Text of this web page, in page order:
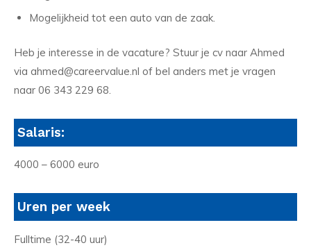
Mogelijkheid tot een auto van de zaak.
Heb je interesse in de vacature? Stuur je cv naar Ahmed
via ahmed@careervalue.nl of bel anders met je vragen
naar 06 343 229 68.
Salaris:
4000 – 6000 euro
Uren per week
Fulltime (32-40 uur)